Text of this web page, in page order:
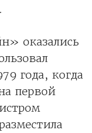
оказались
года, когда
первой